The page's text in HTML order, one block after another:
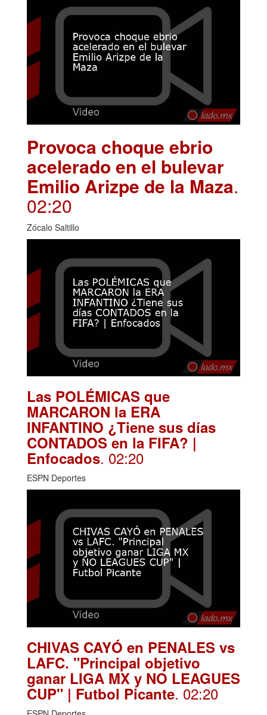
Provoca choque ebrio
acelerado en el bulevar
Emilio Arizpe de la Maza.
02:20
Zócalo Saltillo
Las POLÉMICAS que
MARCARON la ERA
INFANTINO ¿Tiene sus días
CONTADOS en la FIFA? |
Enfocados. 02:20
ESPN Deportes
CHIVAS CAYÓ en PENALES vs
LAFC. "Principal objetivo
ganar LIGA MX y NO LEAGUES
CUP" | Futbol Picante. 02:20